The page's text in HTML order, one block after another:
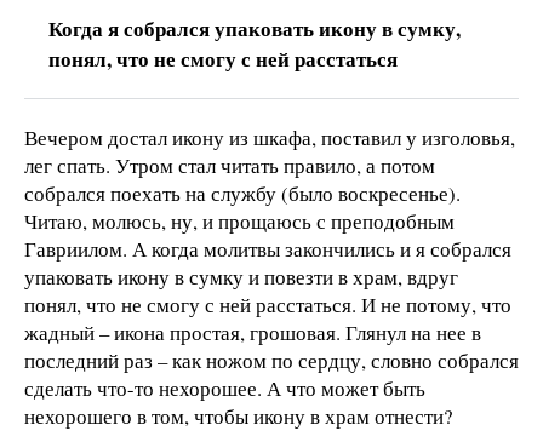
Когда я собрался упаковать икону в сумку,
понял, что не смогу с ней расстаться
Вечером достал икону из шкафа, поставил у изголовья,
лег спать. Утром стал читать правило, а потом
собрался поехать на службу (было воскресенье).
Читаю, молюсь, ну, и прощаюсь с преподобным
Гавриилом. А когда молитвы закончились и я собрался
упаковать икону в сумку и повезти в храм, вдруг
понял, что не смогу с ней расстаться. И не потому, что
жадный – икона простая, грошовая. Глянул на нее в
последний раз – как ножом по сердцу, словно собрался
сделать что-то нехорошее. А что может быть
нехорошего в том, чтобы икону в храм отнести?